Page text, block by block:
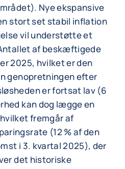
Nye ekspansive
stort set stabil inflation
vil understøtte et
af beskæftigede
2025, hvilket er den
genopretningen efter
er fortsat lav (6
kan dog lægge en
fremgår af
(12 % af den
i 3. kvartal 2025), der
det historiske